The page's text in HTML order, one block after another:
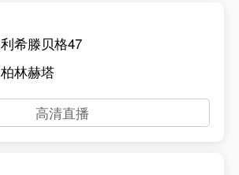
利希滕贝格47
柏林赫塔
高清直播